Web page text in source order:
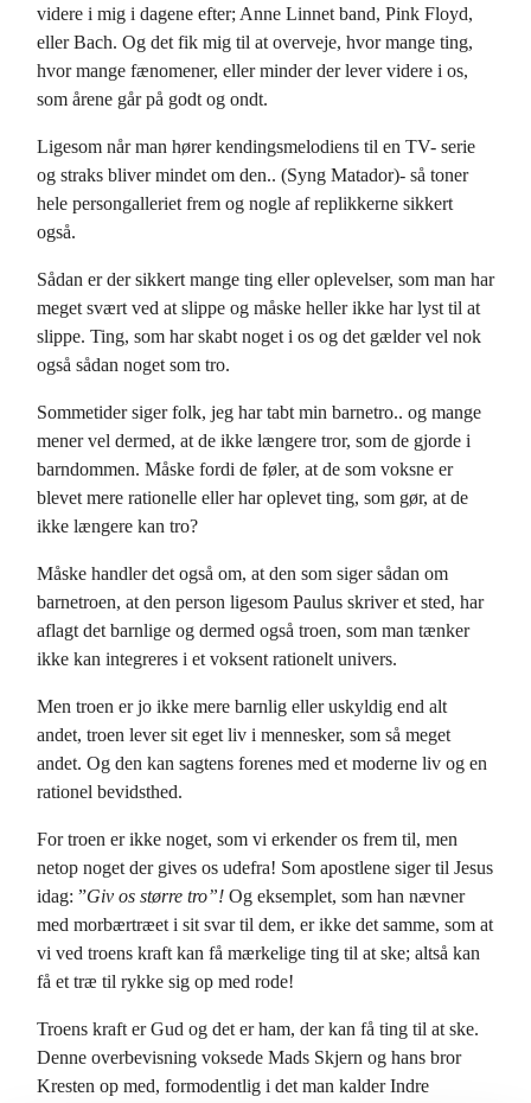
videre i mig i dagene efter; Anne Linnet band, Pink Floyd,
eller Bach. Og det fik mig til at overveje, hvor mange ting,
hvor mange fænomener, eller minder der lever videre i os,
som årene går på godt og ondt.
Ligesom når man hører kendingsmelodiens til en TV- serie
og straks bliver mindet om den.. (Syng Matador)- så toner
hele persongalleriet frem og nogle af replikkerne sikkert
også.
Sådan er der sikkert mange ting eller oplevelser, som man har
meget svært ved at slippe og måske heller ikke har lyst til at
slippe. Ting, som har skabt noget i os og det gælder vel nok
også sådan noget som tro.
Sommetider siger folk, jeg har tabt min barnetro.. og mange
mener vel dermed, at de ikke længere tror, som de gjorde i
barndommen. Måske fordi de føler, at de som voksne er
blevet mere rationelle eller har oplevet ting, som gør, at de
ikke længere kan tro?
Måske handler det også om, at den som siger sådan om
barnetroen, at den person ligesom Paulus skriver et sted, har
aflagt det barnlige og dermed også troen, som man tænker
ikke kan integreres i et voksent rationelt univers.
Men troen er jo ikke mere barnlig eller uskyldig end alt
andet, troen lever sit eget liv i mennesker, som så meget
andet. Og den kan sagtens forenes med et moderne liv og en
rationel bevidsthed.
For troen er ikke noget, som vi erkender os frem til, men
netop noget der gives os udefra! Som apostlene siger til Jesus
idag: ”Giv os større tro”! Og eksemplet, som han nævner
med morbærtræet i sit svar til dem, er ikke det samme, som at
vi ved troens kraft kan få mærkelige ting til at ske; altså kan
få et træ til rykke sig op med rode!
Troens kraft er Gud og det er ham, der kan få ting til at ske.
Denne overbevisning voksede Mads Skjern og hans bror
Kresten op med, formodentlig i det man kalder Indre